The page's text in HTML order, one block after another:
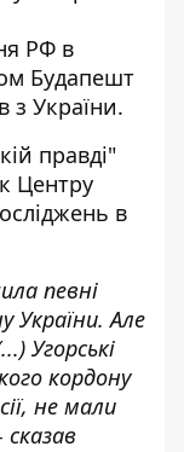
РФ в
Будапешт
з України.
правді"
Центру
в
певні
України. Але
Угорські
кордону
не мали